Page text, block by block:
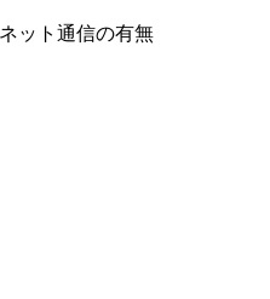
ット通信の有無